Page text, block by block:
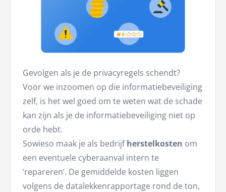
Gevolgen als je de privacyregels schendt?
Voor we inzoomen op die informatiebeveiliging
zelf, is het wel goed om te weten wat de schade
kan zijn als je de informatiebeveiliging niet op
orde hebt.
Sowieso maak je als bedrijfherstelkosten om
een eventuele cyberaanval intern te
‘repareren’. De gemiddelde kosten liggen
volgens de datalekkenrapportage rond de ton,